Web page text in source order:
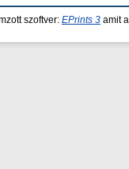
szoftver: EPrints 3 amit a